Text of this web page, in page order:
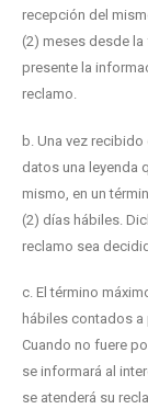
recepción del
(2) meses desde
presente la
reclamo.
b. Una vez
datos una leyenda
mismo, en un
(2) días hábiles.
reclamo sea
c. El término
hábiles contados
Cuando no fuere
se informará al
se atenderá su